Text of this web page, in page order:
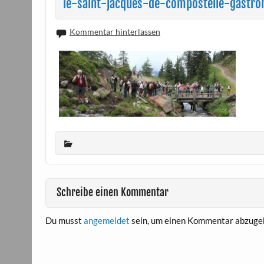
le-saint-jacques-de-compostelle-
Kommentar hinterlassen
Schreibe einen Kommentar
Du musst angemeldet sein, um einen Kommentar